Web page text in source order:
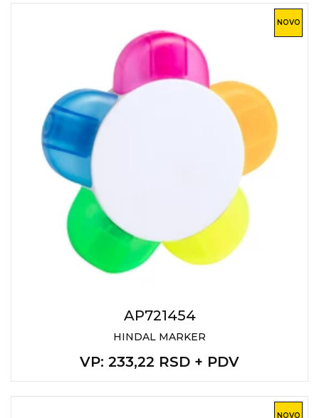
NOVO
AP721454
HINDAL MARKER
VP: 233,22 RSD + PDV
NOVO